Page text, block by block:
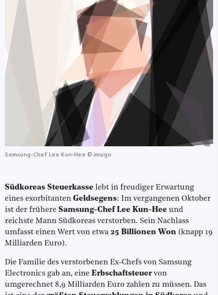
Samsung-Chef Lee Kun-Hee © imago
Südkoreas Steuerkasse lebt in freudiger Erwartung
eines exorbitanten Geldsegens: Im vergangenen Oktober
ist der frühere Samsung-Chef Lee Kun-Hee und
reichste Mann Südkoreas verstorben. Sein Nachlass
umfasst einen Wert von etwa 25 Billionen Won (knapp 19
Milliarden Euro).
Die Familie des verstorbenen Ex-Chefs von Samsung
Electronics gab an, eine Erbschaftsteuervon
umgerechnet 8,9 Milliarden Euro zahlen zu müssen. Das